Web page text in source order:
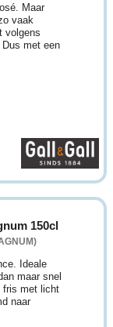
Maar
vaak
volgens
met een
150cl
Ideale
maar snel
fris met licht
naar